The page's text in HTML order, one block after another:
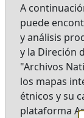
A
puede
y análisis
y la Direción
"Archivos
los mapas
étnicos y su
plataforma